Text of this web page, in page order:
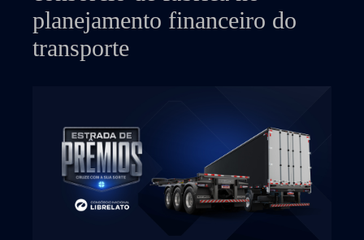
planejamento financeiro do
transporte